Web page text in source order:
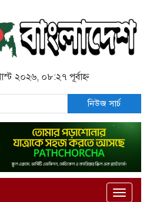
২০২৬, ০৮:২৭ পূর্বাহ্ন
নিউজ সার্চ
Toggle